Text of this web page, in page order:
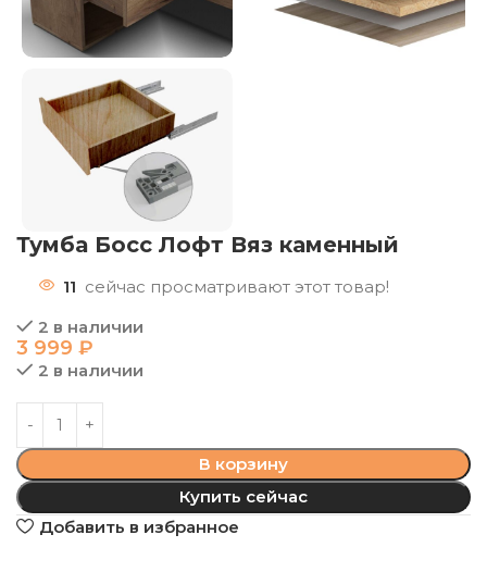
Тумба Босс Лофт Вяз каменный
11 сейчас просматривают этот товар!
2 в наличии
3 999 ₽
2 в наличии
В корзину
Купить сейчас
Добавить в избранное